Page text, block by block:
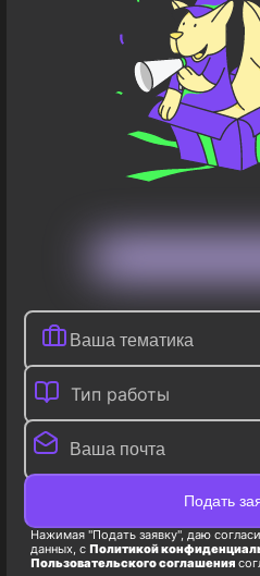
Тип работы
Подать
Нажимая "Подать заявку", даю
данных, с Политикой
Пользовательского соглашения